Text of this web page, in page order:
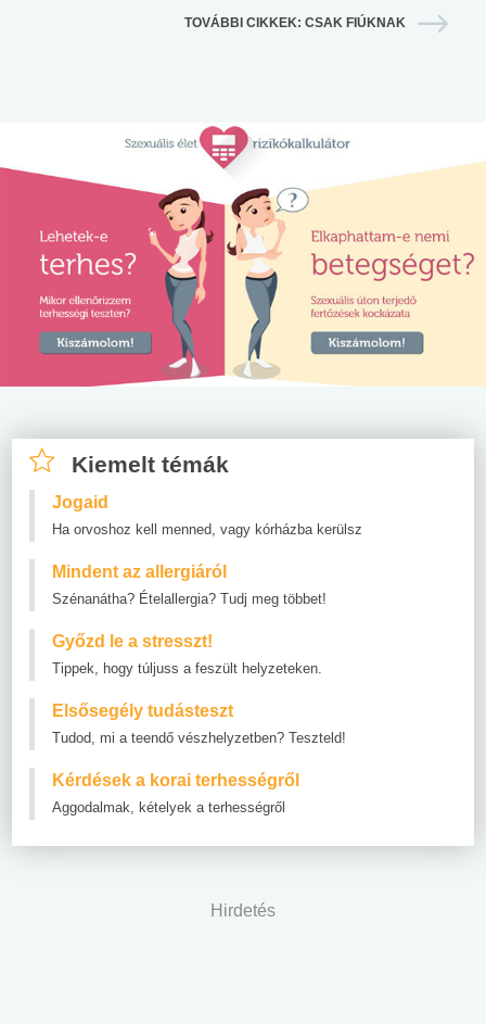
TOVÁBBI CIKKEK: CSAK FIÚKNAK
Kiemelt témák
Jogaid
Ha orvoshoz kell menned, vagy kórházba kerülsz
Mindent az allergiáról
Szénanátha? Ételallergia? Tudj meg többet!
Győzd le a stresszt!
Tippek, hogy túljuss a feszült helyzeteken.
Elsősegély tudásteszt
Tudod, mi a teendő vészhelyzetben? Teszteld!
Kérdések a korai terhességről
Aggodalmak, kételyek a terhességről
Hirdetés